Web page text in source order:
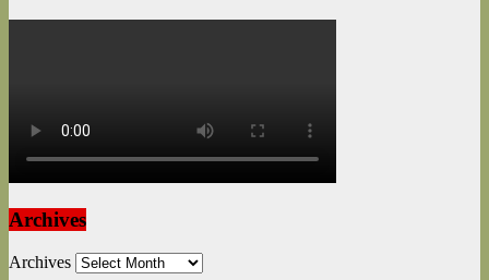
Archives
Archives